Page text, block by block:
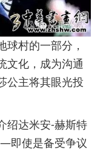
村的一部分，
文化，成为沟通
公主将其眼光投
达米安-赫斯特
即使是备受争议